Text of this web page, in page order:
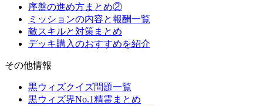
序盤の進め方まとめ②
ミッションの内容と報酬一覧
敵スキルと対策まとめ
デッキ購入のおすすめを紹介
その他情報
黒ウィズクイズ問題一覧
黒ウィズ界No.1精霊まとめ